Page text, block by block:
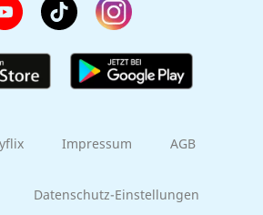
Impressum AGB
Datenschutz-Einstellungen